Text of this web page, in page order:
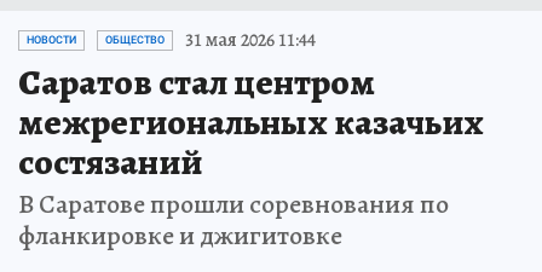
НОВОСТИ ОБЩЕСТВО 31 мая 2026 11:44
Саратов стал центром
межрегиональных казачьих
состязаний
В Саратове прошли соревнования по
фланкировке и джигитовке